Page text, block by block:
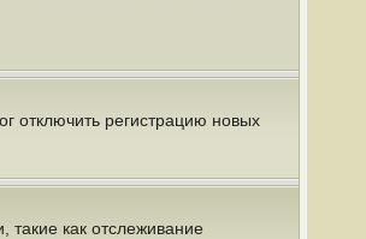
отключить регистрацию новых
как отслеживание